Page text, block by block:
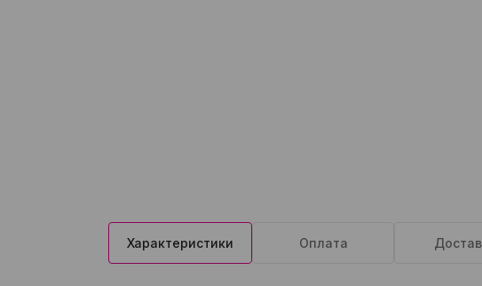
Характеристики Оплата